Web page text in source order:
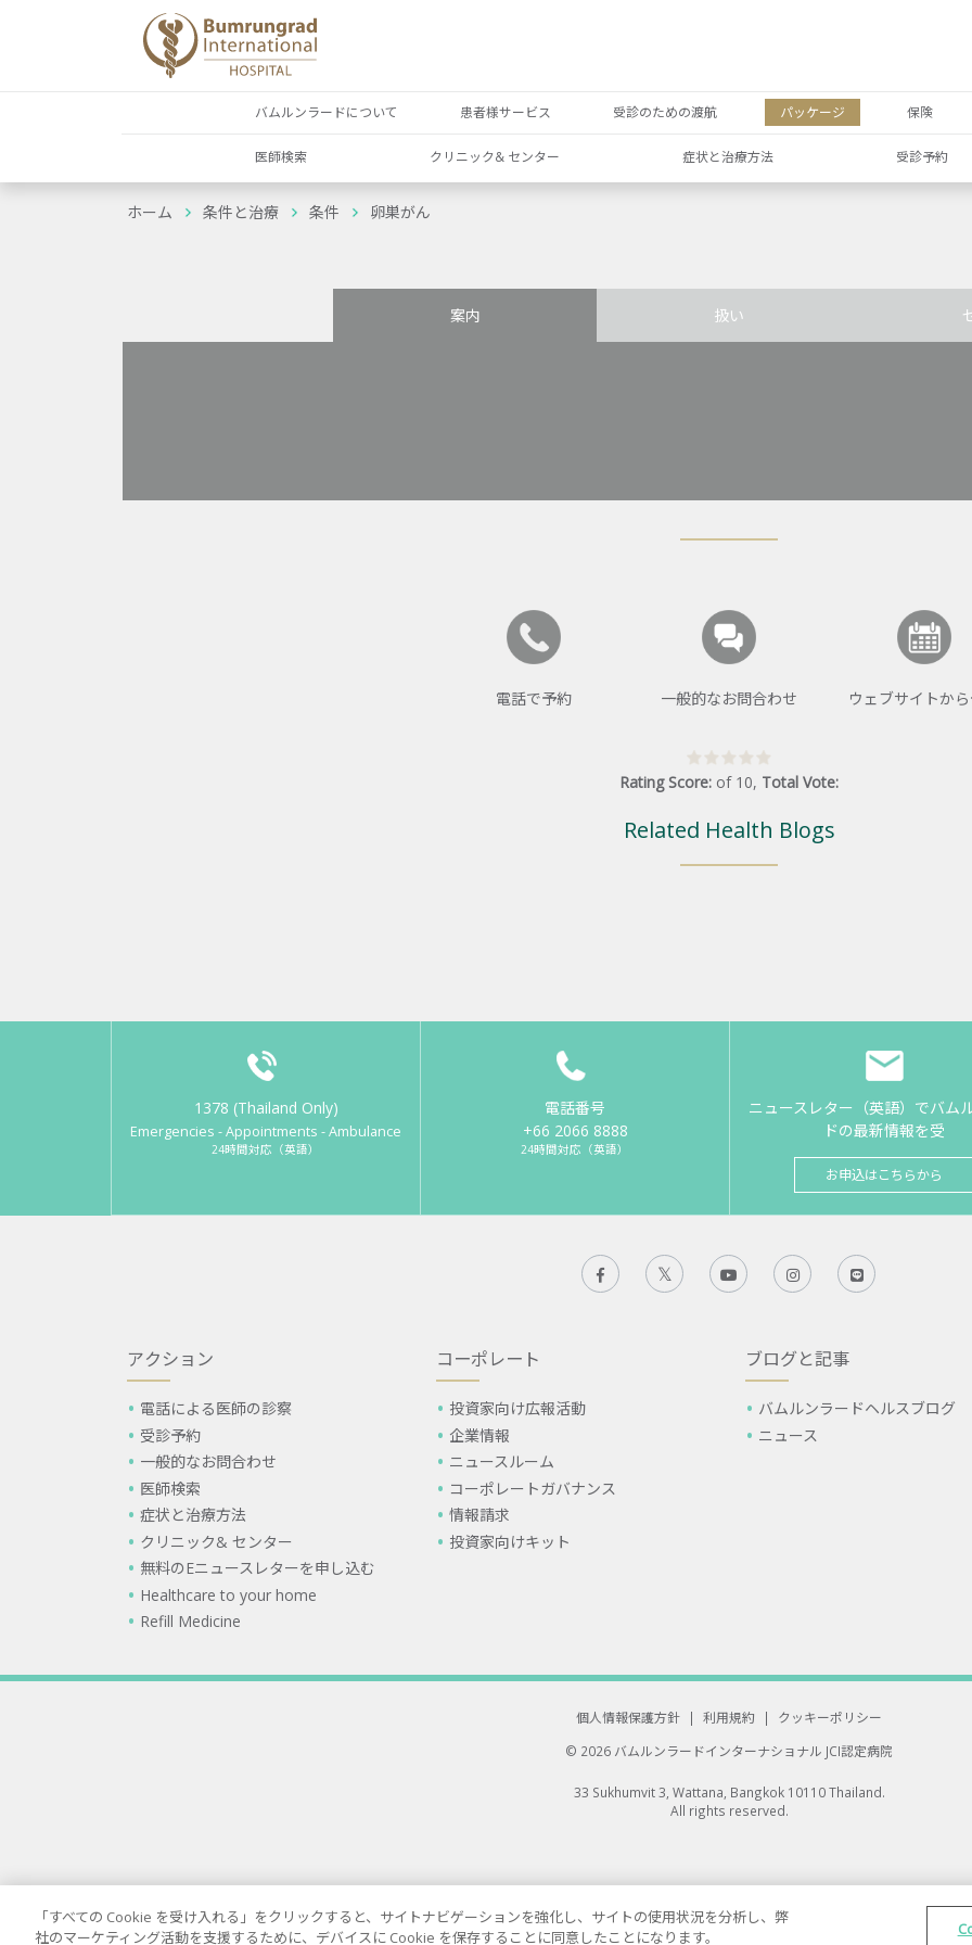
バムルンラードについて 患者様サービス 受診のための渡航 パッケージ 保険
医師検索 クリニック& センター 症状と治療方法 受診予約
ホーム 条件と治療 条件 卵巣がん
案内 扱い
電話で予約 一般的なお問合わせ ウェブサイトか
Rating Score: of 10, Total Vote:
Related Health Blogs
1378 (Thailand Only)
Emergencies - Appointments - Ambulance
24時間対応（英語）
電話番号
+66 2066 8888
24時間対応（英語）
ニュースレター（英語）でバム
ドの最新情報を受
お申込はこちらから
アクション
電話による医師の診察
受診予約
一般的なお問合わせ
医師検索
症状と治療方法
クリニック& センター
無料のEニュースレターを申し込む
Healthcare to your home
Refill Medicine
コーポレート
投資家向け広報活動
企業情報
ニュースルーム
コーポレートガバナンス
情報請求
投資家向けキット
ブログと記事
バムルンラードヘルスブログ
ニュース
個人情報保護方針 | 利用規約 |
クッキーポリシー
© 2026 バムルンラードインターナショナル JCI認定病院
33 Sukhumvit 3, Wattana, Bangkok 10110 Thailand.
All rights reserved.
「すべての Cookie を受け入れる」をクリックすると、サイトナビゲーションを強化し、サイトの使用状況を分析し、弊
社のマーケティング活動を支援するために、デバイスに Cookie を保存することに同意したことになります。